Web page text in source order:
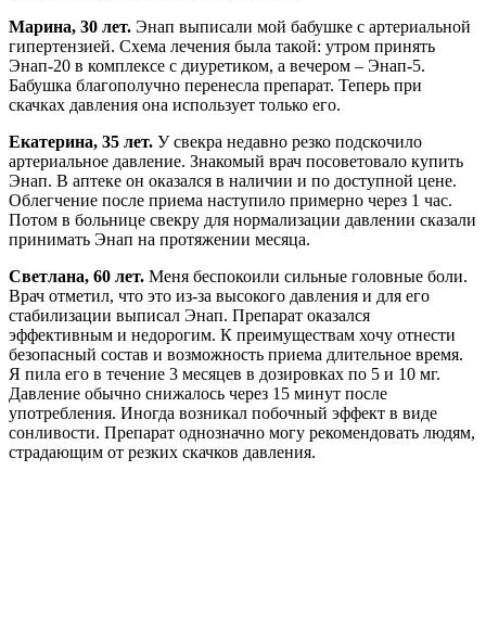
Марина, 30 лет. Энап выписали мой бабушке с артериальной
гипертензией. Схема лечения была такой: утром принять
Энап-20 в комплексе с диуретиком, а вечером – Энап-5.
Бабушка благополучно перенесла препарат. Теперь при
скачках давления она использует только его.
Екатерина, 35 лет. У свекра недавно резко подскочило
артериальное давление. Знакомый врач посоветовало купить
Энап. В аптеке он оказался в наличии и по доступной цене.
Облегчение после приема наступило примерно через 1 час.
Потом в больнице свекру для нормализации давлении сказали
принимать Энап на протяжении месяца.
Светлана, 60 лет. Меня беспокоили сильные головные боли.
Врач отметил, что это из-за высокого давления и для его
стабилизации выписал Энап. Препарат оказался
эффективным и недорогим. К преимуществам хочу отнести
безопасный состав и возможность приема длительное время.
Я пила его в течение 3 месяцев в дозировках по 5 и 10 мг.
Давление обычно снижалось через 15 минут после
употребления. Иногда возникал побочный эффект в виде
сонливости. Препарат однозначно могу рекомендовать людям,
страдающим от резких скачков давления.